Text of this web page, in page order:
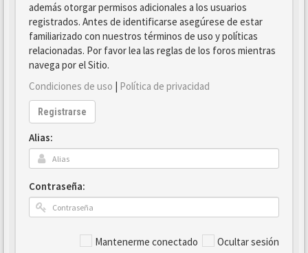
además otorgar permisos adicionales a los usuarios
registrados. Antes de identificarse asegúrese de estar
familiarizado con nuestros términos de uso y políticas
relacionadas. Por favor lea las reglas de los foros mientras
navega por el Sitio.
Condiciones de uso | Política de privacidad
Registrarse
Alias:
Contraseña:
Mantenerme conectado Ocultar sesión